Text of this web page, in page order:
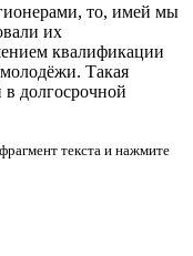
то, имей мы
их
квалификации
Такая
в долгосрочной
текста и нажмите